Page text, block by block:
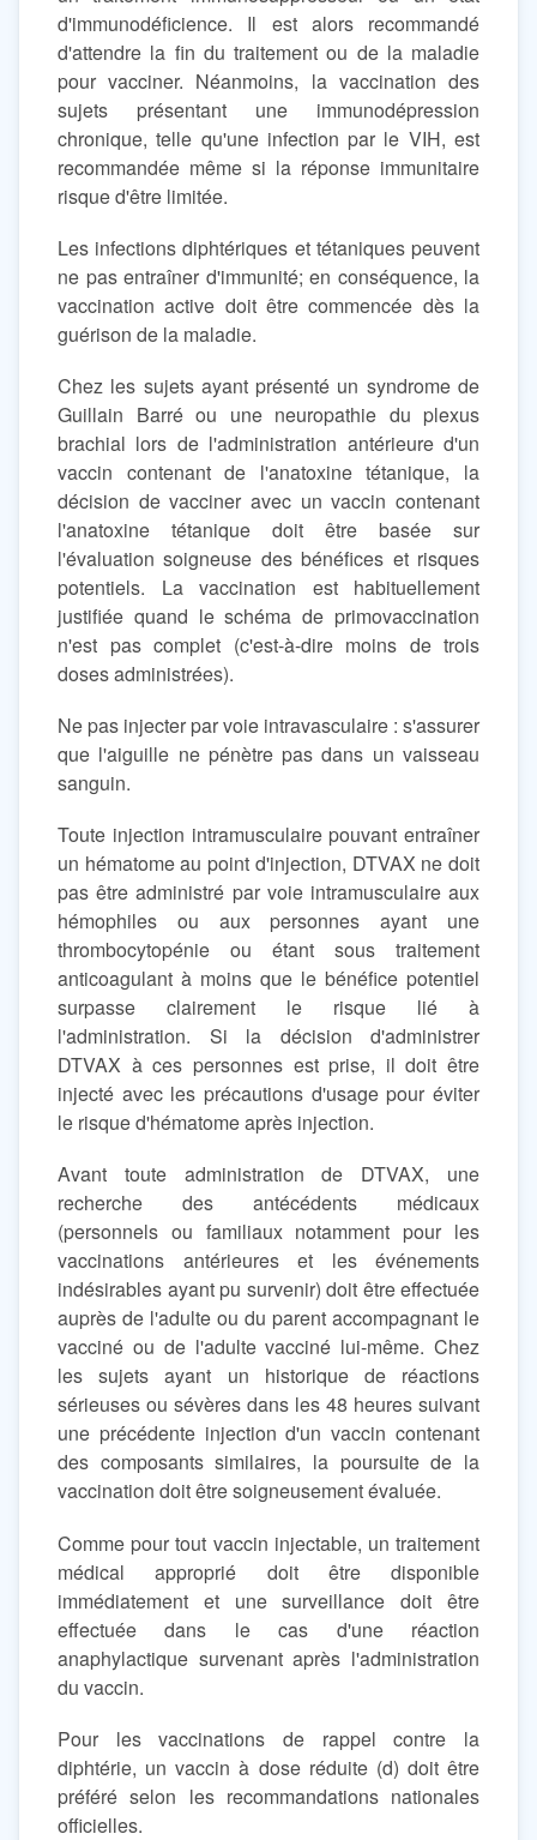
d'immunodéficience. Il est alors recommandé
d'attendre la fin du traitement ou de la maladie
pour vacciner. Néanmoins, la vaccination des
sujets présentant une immunodépression
chronique, telle qu'une infection par le VIH, est
recommandée même si la réponse immunitaire
risque d'être limitée.
Les infections diphtériques et tétaniques peuvent
ne pas entraîner d'immunité; en conséquence, la
vaccination active doit être commencée dès la
guérison de la maladie.
Chez les sujets ayant présenté un syndrome de
Guillain Barré ou une neuropathie du plexus
brachial lors de l'administration antérieure d'un
vaccin contenant de l'anatoxine tétanique, la
décision de vacciner avec un vaccin contenant
l'anatoxine tétanique doit être basée sur
l'évaluation soigneuse des bénéfices et risques
potentiels. La vaccination est habituellement
justifiée quand le schéma de primovaccination
n'est pas complet (c'est-à-dire moins de trois
doses administrées).
Ne pas injecter par voie intravasculaire : s'assurer
que l'aiguille ne pénètre pas dans un vaisseau
sanguin.
Toute injection intramusculaire pouvant entraîner
un hématome au point d'injection, DTVAX ne doit
pas être administré par voie intramusculaire aux
hémophiles ou aux personnes ayant une
thrombocytopénie ou étant sous traitement
anticoagulant à moins que le bénéfice potentiel
surpasse clairement le risque lié à
l'administration. Si la décision d'administrer
DTVAX à ces personnes est prise, il doit être
injecté avec les précautions d'usage pour éviter
le risque d'hématome après injection.
Avant toute administration de DTVAX, une
recherche des antécédents médicaux
(personnels ou familiaux notamment pour les
vaccinations antérieures et les événements
indésirables ayant pu survenir) doit être effectuée
auprès de l'adulte ou du parent accompagnant le
vacciné ou de l'adulte vacciné lui-même. Chez
les sujets ayant un historique de réactions
sérieuses ou sévères dans les 48 heures suivant
une précédente injection d'un vaccin contenant
des composants similaires, la poursuite de la
vaccination doit être soigneusement évaluée.
Comme pour tout vaccin injectable, un traitement
médical approprié doit être disponible
immédiatement et une surveillance doit être
effectuée dans le cas d'une réaction
anaphylactique survenant après l'administration
du vaccin.
Pour les vaccinations de rappel contre la
diphtérie, un vaccin à dose réduite (d) doit être
préféré selon les recommandations nationales
officielles.